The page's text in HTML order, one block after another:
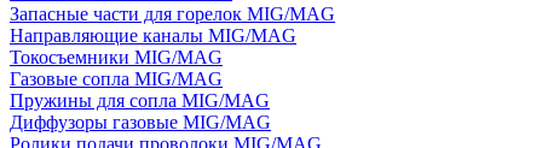
Запасные части для горелок MIG/MAG
Направляющие каналы MIG/MAG
Токосъемники MIG/MAG
Газовые сопла MIG/MAG
Пружины для сопла MIG/MAG
Диффузоры газовые MIG/MAG
Ролики подачи проволоки MIG/MAG